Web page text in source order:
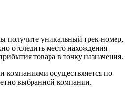
получите уникальный трек-номер,
отследить место нахождения
товара в точку назначения.
компаниями осуществляется по
выбранной компании.